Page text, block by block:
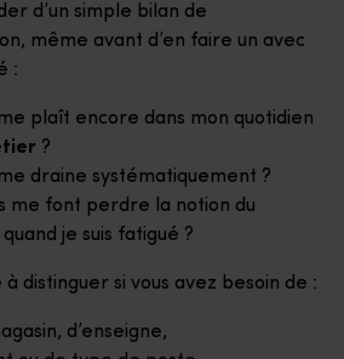
d’un simple bilan de
même avant d’en faire un avec
:
plaît encore dans mon quotidien
?
draine systématiquement ?
me font perdre la notion du
je suis fatigué ?
à distinguer si vous avez besoin de :
d’enseigne,